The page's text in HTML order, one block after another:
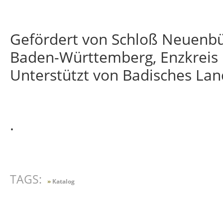
Gefördert von Schloß
Baden-Württemberg, Enzkreis
Unterstützt von Badisches
.
TAGS: »Katalog